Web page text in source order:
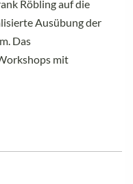
Röbling auf die
Ausübung der
Das
mit